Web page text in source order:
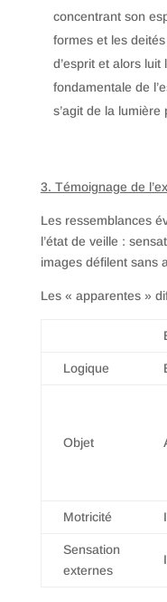
concentrant son
formes et les deités
d’esprit et alors
fondamentale de
s’agit de la
3. Témoignage de
Les ressemblances
l’état de veille :
images défilent sans
Les « apparentes »
Logique
Objet
Motricité
Sensation
externes